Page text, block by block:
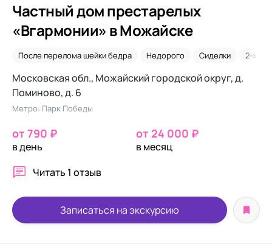
Частный дом престарелых
«Вгармонии» в Можайске
После перелома шейки бедра Недорого Сиделки 2-х
Московская обл., Можайский городской округ, д.
Поминово, д. 6
Метро: Парк Победы
от 790 ₽
в день
от 24 000 ₽
в месяц
Читать 1 отзыв
Записаться на экскурсию